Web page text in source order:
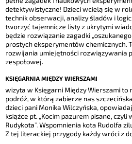
detektywistyczne! Dzieci wcielą się w
technik obserwacji, analizy śladów i
tworzyć tajemnicze listy z ukrytymi
będzie rozwiązanie zagadki
prostych eksperymentów chemicznych.
rozwijania umiejętności rozwiązywania
zespołowej.
KSIĘGARNIA MIĘDZY WIERSZAMI
wizyta w Księgarni Między Wierszami to
podróż, w którą zabierze nas
dzieci pani Monika Wilczyńska,
książce pt. „Kocim pazurem pisane, czyli
Rudykota”. Wspomnienia kota Rudolfa
Z tej literackiej przygody każdy wróci z